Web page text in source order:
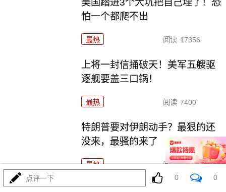
美国踏进3个大坑把自己埋了！恐
怕一个都爬不出
最热 阅读 17356
上将一封信捅破天！美军五艘驱
逐舰要盖三口锅！
最热 阅读 7400
特朗普要对伊朗动手？最狠的还
没来，最骚的来了
最热 阅读 6005
特朗普这狼来了连演十遍，伊
点评一下 0 0